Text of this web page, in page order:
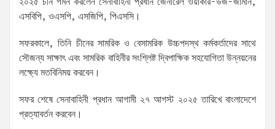
এসবিপি, ওএসপি, এসজিপি, পিএসসি।
সফরকালে, তিনি চীনের সামরিক ও বেসামরিক উচ্চপদস্থ কর্মকর্তাদের সাথে
সৌজন্য সাক্ষাৎ এবং সামরিক বাহিনীর সংশ্লিষ্ট দ্বিপাক্ষিক সহযোগিতা উন্নয়নের
লক্ষ্যে মতবিনিময় করবেন।
সফর শেষে সেনাবাহিনী প্রধান আগামী ২৭ আগস্ট ২০২৫ তারিখে বাংলাদেশে
প্রত্যাবর্তন করবেন।